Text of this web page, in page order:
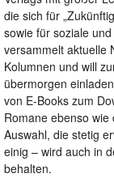
die sich für
sowie für soziale
versammelt aktuelle
Kolumnen und will
übermorgen
von E-Books zum
Romane ebenso
Auswahl, die stetig
einig – wird auch in
behalten.